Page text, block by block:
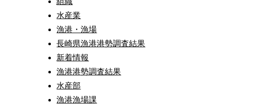
水産業
漁港・漁場
長崎県漁港港勢調査結果
新着情報
漁港港勢調査結果
水産部
漁港漁場課